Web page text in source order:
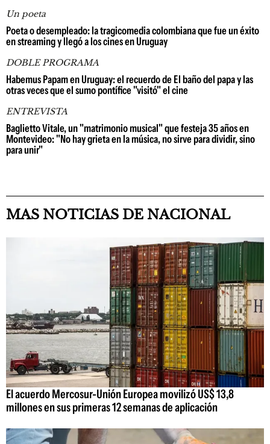
Un poeta
Poeta o desempleado: la tragicomedia colombiana que fue un éxito
en streaming y llegó a los cines en Uruguay
DOBLE PROGRAMA
Habemus Papam en Uruguay: el recuerdo de El baño del papa y las
otras veces que el sumo pontífice "visitó" el cine
ENTREVISTA
Baglietto Vitale, un "matrimonio musical" que festeja 35 años en
Montevideo: "No hay grieta en la música, no sirve para dividir, sino
para unir"
MAS NOTICIAS DE NACIONAL
El acuerdo Mercosur-Unión Europea movilizó US$ 13,8
millones en sus primeras 12 semanas de aplicación